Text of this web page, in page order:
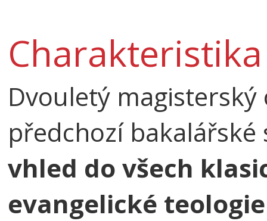
Dvouletý
předchozí
vhled do všech
evangelické